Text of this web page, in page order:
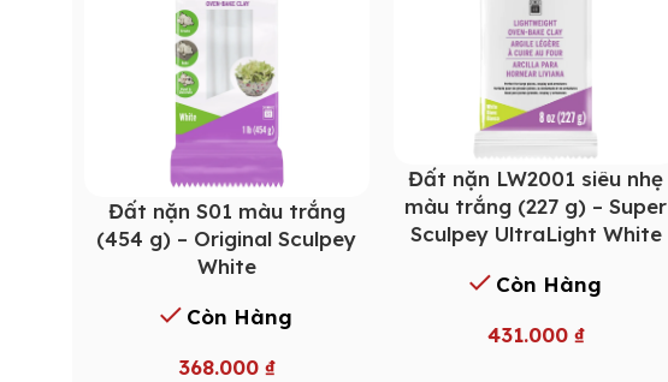
Đất nặn S01 màu trắng
(454 g) – Original Sculpey
White
Còn Hàng
368.000 ₫
Đất nặn LW2001 siêu nhẹ
màu trắng (227 g) – Super
Sculpey UltraLight White
Còn Hàng
431.000 ₫